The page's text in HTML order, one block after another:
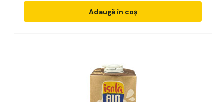
Adaugă în coș